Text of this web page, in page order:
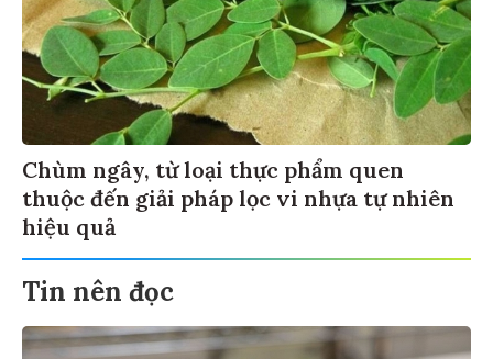
Chùm ngây, từ loại thực phẩm quen
thuộc đến giải pháp lọc vi nhựa tự nhiên
hiệu quả
Tin nên đọc